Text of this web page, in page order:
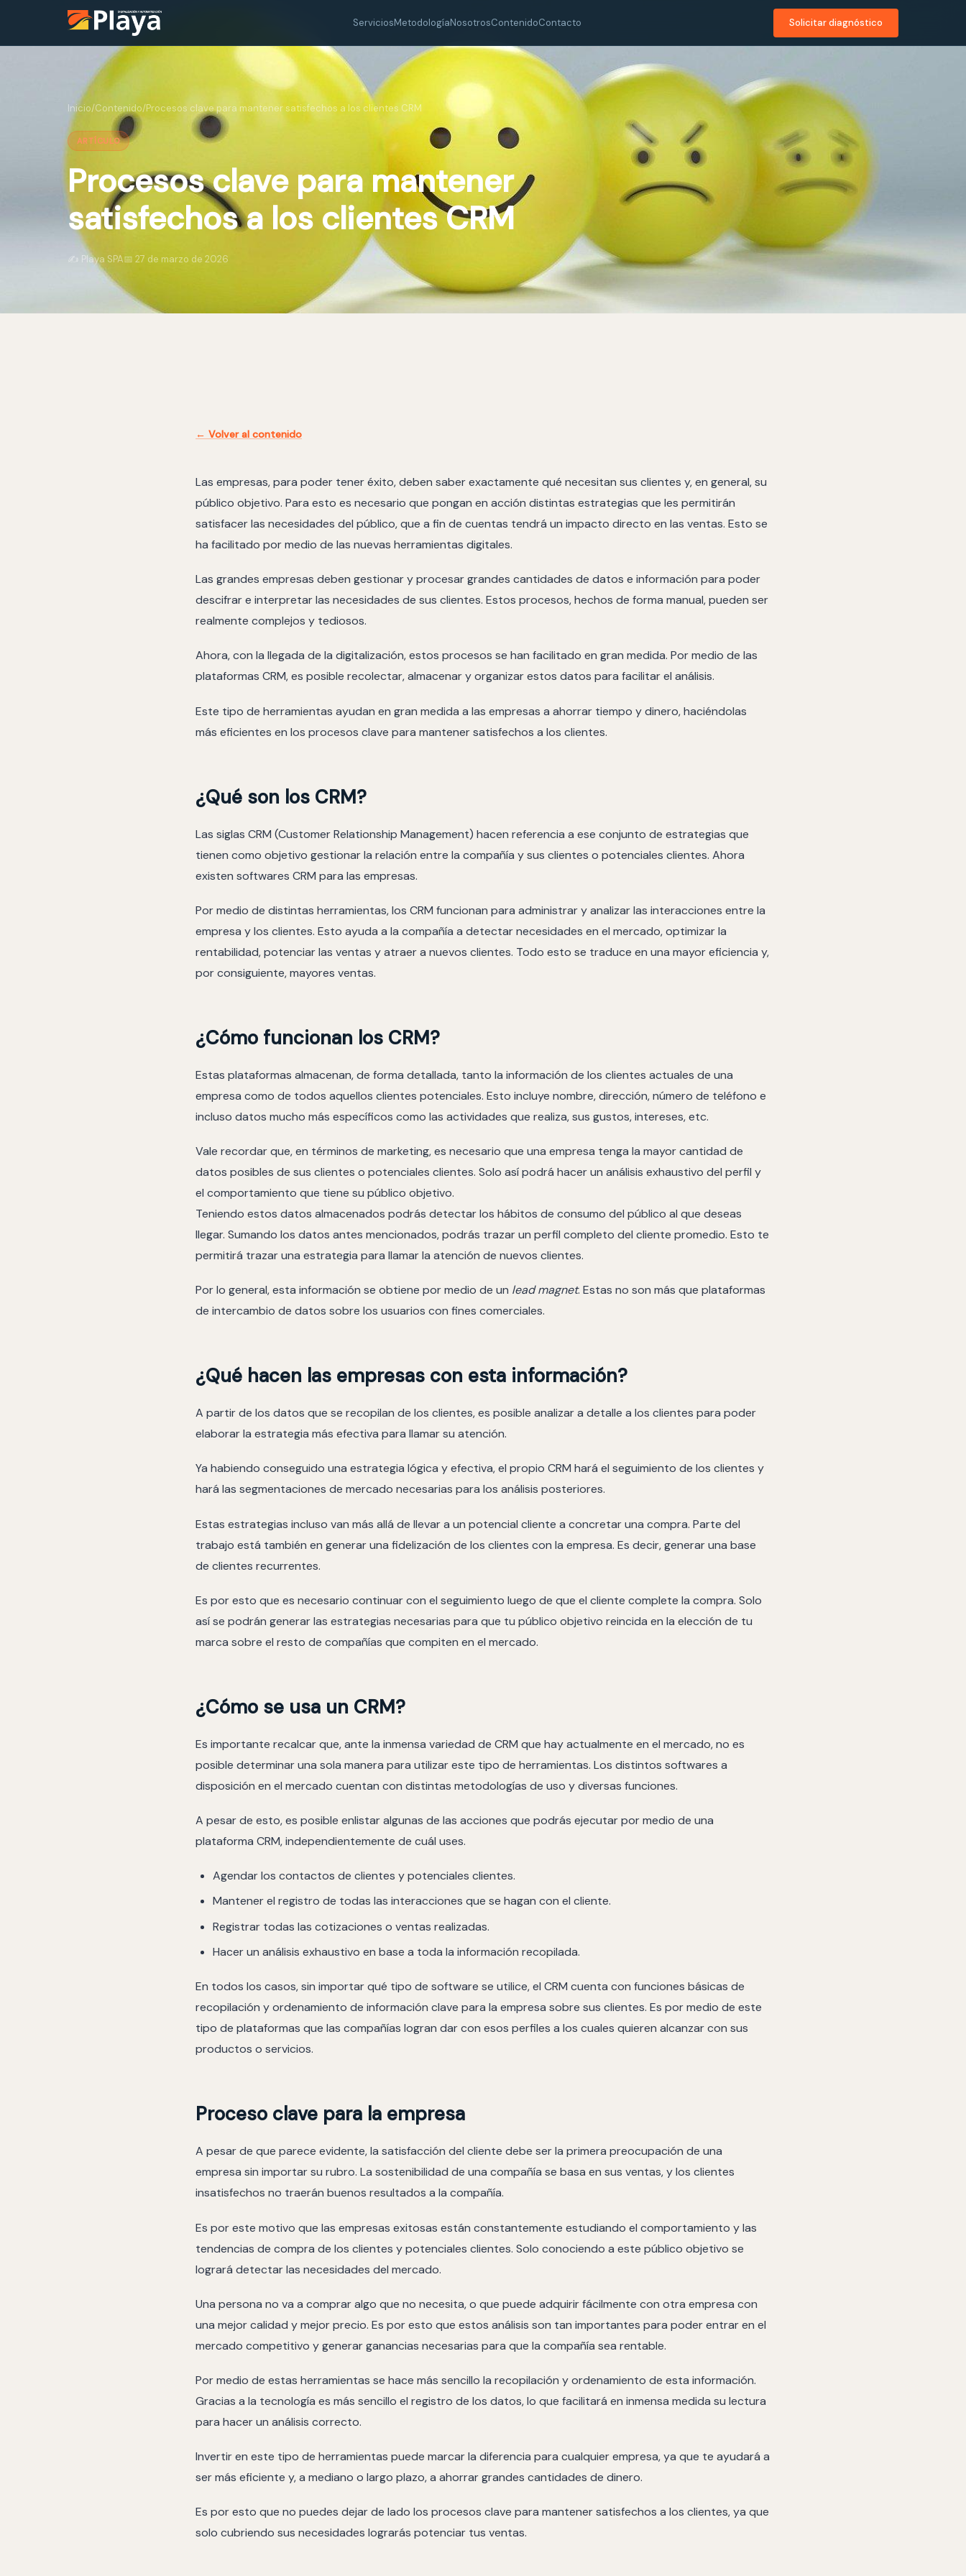
ServiciosMetodologíaNosotrosContenidoContacto Solicitar diagnóstico
Inicio/Contenido/Procesos clave para mantener satisfechos a los clientes CRM
ARTÍCULO
Procesos clave para mantener
satisfechos a los clientes CRM
✍️ Playa SPA📅27 de marzo de 2026
← Volver al contenido
Las empresas, para poder tener éxito, deben saber exactamente qué necesitan sus clientes y, en general, su
público objetivo. Para esto es necesario que pongan en acción distintas estrategias que les permitirán
satisfacer las necesidades del público, que a fin de cuentas tendrá un impacto directo en las ventas. Esto se
ha facilitado por medio de las nuevas herramientas digitales.
Las grandes empresas deben gestionar y procesar grandes cantidades de datos e información para poder
descifrar e interpretar las necesidades de sus clientes. Estos procesos, hechos de forma manual, pueden ser
realmente complejos y tediosos.
Ahora, con la llegada de la digitalización, estos procesos se han facilitado en gran medida. Por medio de las
plataformas CRM, es posible recolectar, almacenar y organizar estos datos para facilitar el análisis.
Este tipo de herramientas ayudan en gran medida a las empresas a ahorrar tiempo y dinero, haciéndolas
más eficientes en los procesos clave para mantener satisfechos a los clientes.
¿Qué son los CRM?
Las siglas CRM (Customer Relationship Management) hacen referencia a ese conjunto de estrategias que
tienen como objetivo gestionar la relación entre la compañía y sus clientes o potenciales clientes. Ahora
existen softwares CRM para las empresas.
Por medio de distintas herramientas, los CRM funcionan para administrar y analizar las interacciones entre la
empresa y los clientes. Esto ayuda a la compañía a detectar necesidades en el mercado, optimizar la
rentabilidad, potenciar las ventas y atraer a nuevos clientes. Todo esto se traduce en una mayor eficiencia y,
por consiguiente, mayores ventas.
¿Cómo funcionan los CRM?
Estas plataformas almacenan, de forma detallada, tanto la información de los clientes actuales de una
empresa como de todos aquellos clientes potenciales. Esto incluye nombre, dirección, número de teléfono e
incluso datos mucho más específicos como las actividades que realiza, sus gustos, intereses, etc.
Vale recordar que, en términos de marketing, es necesario que una empresa tenga la mayor cantidad de
datos posibles de sus clientes o potenciales clientes. Solo así podrá hacer un análisis exhaustivo del perfil y
el comportamiento que tiene su público objetivo.
Teniendo estos datos almacenados podrás detectar los hábitos de consumo del público al que deseas
llegar. Sumando los datos antes mencionados, podrás trazar un perfil completo del cliente promedio. Esto te
permitirá trazar una estrategia para llamar la atención de nuevos clientes.
Por lo general, esta información se obtiene por medio de un lead magnet. Estas no son más que plataformas
de intercambio de datos sobre los usuarios con fines comerciales.
¿Qué hacen las empresas con esta información?
A partir de los datos que se recopilan de los clientes, es posible analizar a detalle a los clientes para poder
elaborar la estrategia más efectiva para llamar su atención.
Ya habiendo conseguido una estrategia lógica y efectiva, el propio CRM hará el seguimiento de los clientes y
hará las segmentaciones de mercado necesarias para los análisis posteriores.
Estas estrategias incluso van más allá de llevar a un potencial cliente a concretar una compra. Parte del
trabajo está también en generar una fidelización de los clientes con la empresa. Es decir, generar una base
de clientes recurrentes.
Es por esto que es necesario continuar con el seguimiento luego de que el cliente complete la compra. Solo
así se podrán generar las estrategias necesarias para que tu público objetivo reincida en la elección de tu
marca sobre el resto de compañías que compiten en el mercado.
¿Cómo se usa un CRM?
Es importante recalcar que, ante la inmensa variedad de CRM que hay actualmente en el mercado, no es
posible determinar una sola manera para utilizar este tipo de herramientas. Los distintos softwares a
disposición en el mercado cuentan con distintas metodologías de uso y diversas funciones.
A pesar de esto, es posible enlistar algunas de las acciones que podrás ejecutar por medio de una
plataforma CRM, independientemente de cuál uses.
Agendar los contactos de clientes y potenciales clientes.
Mantener el registro de todas las interacciones que se hagan con el cliente.
Registrar todas las cotizaciones o ventas realizadas.
Hacer un análisis exhaustivo en base a toda la información recopilada.
En todos los casos, sin importar qué tipo de software se utilice, el CRM cuenta con funciones básicas de
recopilación y ordenamiento de información clave para la empresa sobre sus clientes. Es por medio de este
tipo de plataformas que las compañías logran dar con esos perfiles a los cuales quieren alcanzar con sus
productos o servicios.
Proceso clave para la empresa
A pesar de que parece evidente, la satisfacción del cliente debe ser la primera preocupación de una
empresa sin importar su rubro. La sostenibilidad de una compañía se basa en sus ventas, y los clientes
insatisfechos no traerán buenos resultados a la compañía.
Es por este motivo que las empresas exitosas están constantemente estudiando el comportamiento y las
tendencias de compra de los clientes y potenciales clientes. Solo conociendo a este público objetivo se
logrará detectar las necesidades del mercado.
Una persona no va a comprar algo que no necesita, o que puede adquirir fácilmente con otra empresa con
una mejor calidad y mejor precio. Es por esto que estos análisis son tan importantes para poder entrar en el
mercado competitivo y generar ganancias necesarias para que la compañía sea rentable.
Por medio de estas herramientas se hace más sencillo la recopilación y ordenamiento de esta información.
Gracias a la tecnología es más sencillo el registro de los datos, lo que facilitará en inmensa medida su lectura
para hacer un análisis correcto.
Invertir en este tipo de herramientas puede marcar la diferencia para cualquier empresa, ya que te ayudará a
ser más eficiente y, a mediano o largo plazo, a ahorrar grandes cantidades de dinero.
Es por esto que no puedes dejar de lado los procesos clave para mantener satisfechos a los clientes, ya que
solo cubriendo sus necesidades lograrás potenciar tus ventas.